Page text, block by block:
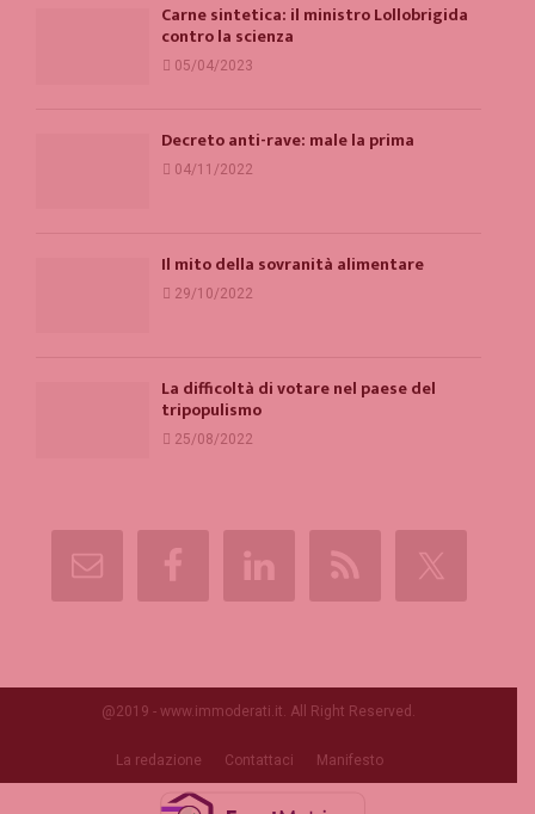
Carne sintetica: il ministro Lollobrigida
contro la scienza
05/04/2023
Decreto anti-rave: male la prima
04/11/2022
Il mito della sovranità alimentare
29/10/2022
La difficoltà di votare nel paese del
tripopulismo
25/08/2022
@2019 - www.immoderati.it. All Right Reserved.
La redazione Contattaci Manifesto